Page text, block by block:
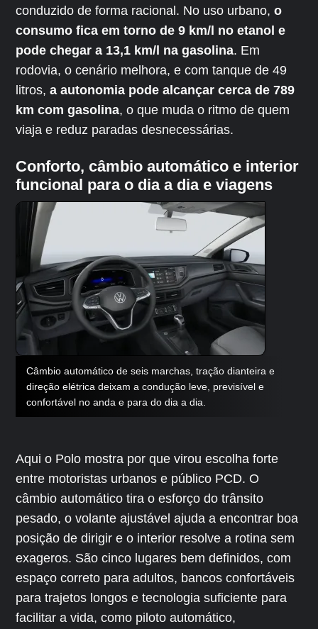
conduzido de forma racional. No uso urbano,o
consumo fica em torno de 9 km/l no etanol e
pode chegar a 13,1 km/l na gasolina. Em
rodovia, o cenário melhora, e com tanque de 49
litros,a autonomia pode alcançar cerca de 789
km com gasolina, o que muda o ritmo de quem
viaja e reduz paradas desnecessárias.
Conforto, câmbio automático e interior
funcional para o dia a dia e viagens
Câmbio automático de seis marchas, tração dianteira e
direção elétrica deixam a condução leve, previsível e
confortável no anda e para do dia a dia.
Aqui o Polo mostra por que virou escolha forte
entre motoristas urbanos e público PCD. O
câmbio automático tira o esforço do trânsito
pesado, o volante ajustável ajuda a encontrar boa
posição de dirigir e o interior resolve a rotina sem
exageros. São cinco lugares bem definidos, com
espaço correto para adultos, bancos confortáveis
para trajetos longos e tecnologia suficiente para
facilitar a vida, como piloto automático,